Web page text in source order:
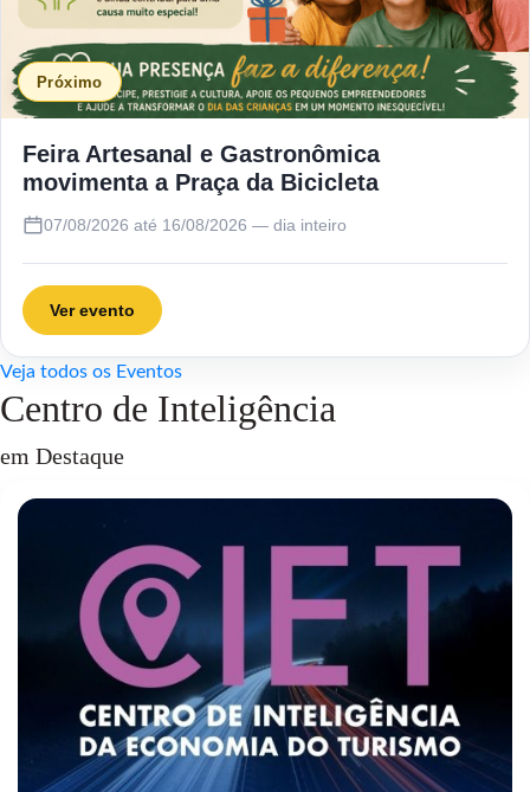
Próximo
Feira Artesanal e Gastronômica
movimenta a Praça da Bicicleta
07/08/2026 até 16/08/2026 — dia inteiro
Ver evento
Veja todos os Eventos
Centro de Inteligência
em Destaque